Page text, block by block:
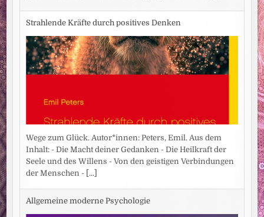
Strahlende Kräfte durch positives Denken
Wege zum Glück. Autor*innen: Peters, Emil. Aus dem
Inhalt: - Die Macht deiner Gedanken - Die Heilkraft der
Seele und des Willens - Von den geistigen Verbindungen
der Menschen -
[...]
Allgemeine moderne Psychologie